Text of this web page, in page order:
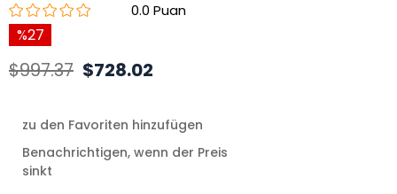
0.0
27
$997.37 $728.02
zu den Favoriten hinzufügen
Benachrichtigen, wenn der Preis
sinkt